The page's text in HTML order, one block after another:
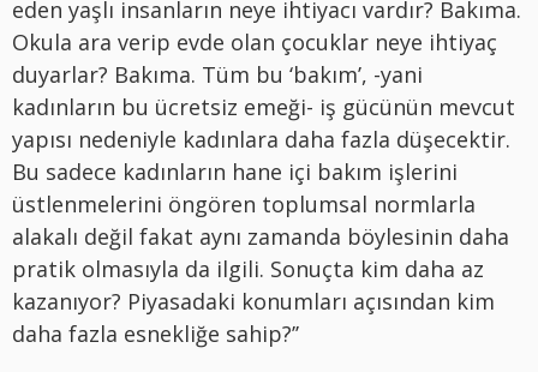
eden yaşlı insanların neye ihtiyacı vardır? Bakıma.
Okula ara verip evde olan çocuklar neye ihtiyaç
duyarlar? Bakıma. Tüm bu ‘bakım’, -yani
kadınların bu ücretsiz emeği- iş gücünün mevcut
yapısı nedeniyle kadınlara daha fazla düşecektir.
Bu sadece kadınların hane içi bakım işlerini
üstlenmelerini öngören toplumsal normlarla
alakalı değil fakat aynı zamanda böylesinin daha
pratik olmasıyla da ilgili. Sonuçta kim daha az
kazanıyor? Piyasadaki konumları açısından kim
daha fazla esnekliğe sahip?’’